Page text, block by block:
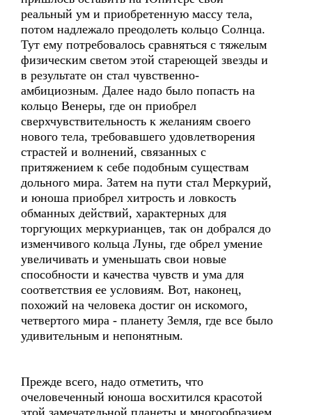
реальный ум и приобретенную массу тела,
потом надлежало преодолеть кольцо Солнца.
Тут ему потребовалось сравняться с тяжелым
физическим светом этой стареющей звезды и
в результате он стал чувственно-
амбициозным. Далее надо было попасть на
кольцо Венеры, где он приобрел
сверхчувствительность к желаниям своего
нового тела, требовавшего удовлетворения
страстей и волнений, связанных с
притяжением к себе подобным существам
дольного мира. Затем на пути стал Меркурий,
и юноша приобрел хитрость и ловкость
обманных действий, характерных для
торгующих меркурианцев, так он добрался до
изменчивого кольца Луны, где обрел умение
увеличивать и уменьшать свои новые
способности и качества чувств и ума для
соответствия ее условиям. Вот, наконец,
похожий на человека достиг он искомого,
четвертого мира - планету Земля, где все было
удивительным и непонятным.
Прежде всего, надо отметить, что
очеловеченный юноша восхитился красотой
этой замечательной планеты и многообразием